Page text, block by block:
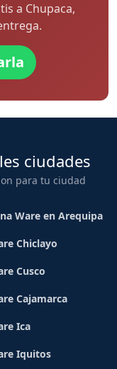
a Chupaca,
ciudades
para tu ciudad
Ware en Arequipa
Chiclayo
Cusco
Cajamarca
Ica
Iquitos